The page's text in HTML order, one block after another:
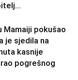
Mamaiji pokušao
je sjedila na
kasnije
pogrešnog